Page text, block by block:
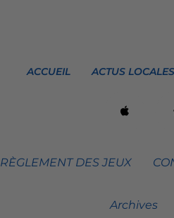
ACCUEIL ACTUS LOCALES
RÈGLEMENT DES JEUX
Archives